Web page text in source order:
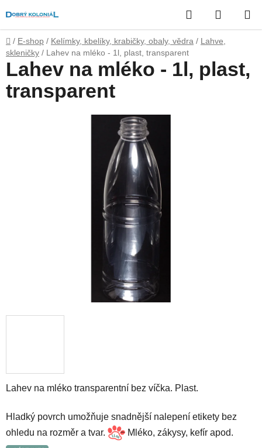
na
obsah
Hledat
KOŠÍK
Domů
/ E-shop / Kelímky, kbelíky, krabičky, obaly, vědra / Lahve,
skleničky / Lahev na mléko - 1l, plast, transparent
Lahev na mléko transparentní bez víčka. Plast.
Hladký povrch umožňuje snadnější nalepení etikety bez
ohledu na rozměr a tvar.
Mléko, zákysy, kefír apod.
Lahev na mléko - 1l, plast,
transparent